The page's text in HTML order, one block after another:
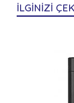
İLGİNİZİ